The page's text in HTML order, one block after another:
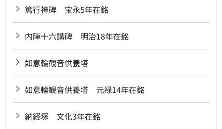
篤行神碑 宝永5年在銘
内陣十六講碑 明治18年在銘
如意輪観音供養塔
如意輪観音供養塔 元禄14年在銘
納経塚 文化3年在銘